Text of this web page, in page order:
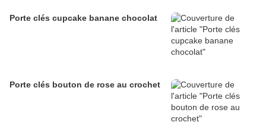
Porte clés cupcake banane chocolat
Porte clés bouton de rose au crochet